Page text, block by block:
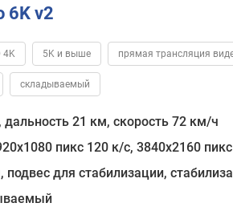
6K v2
4K 5K и выше прямая трансляция
складываемый
21 км, скорость 72 км/ч
пикс 120 к/с, 3840x2160
подвес для стабилизации,